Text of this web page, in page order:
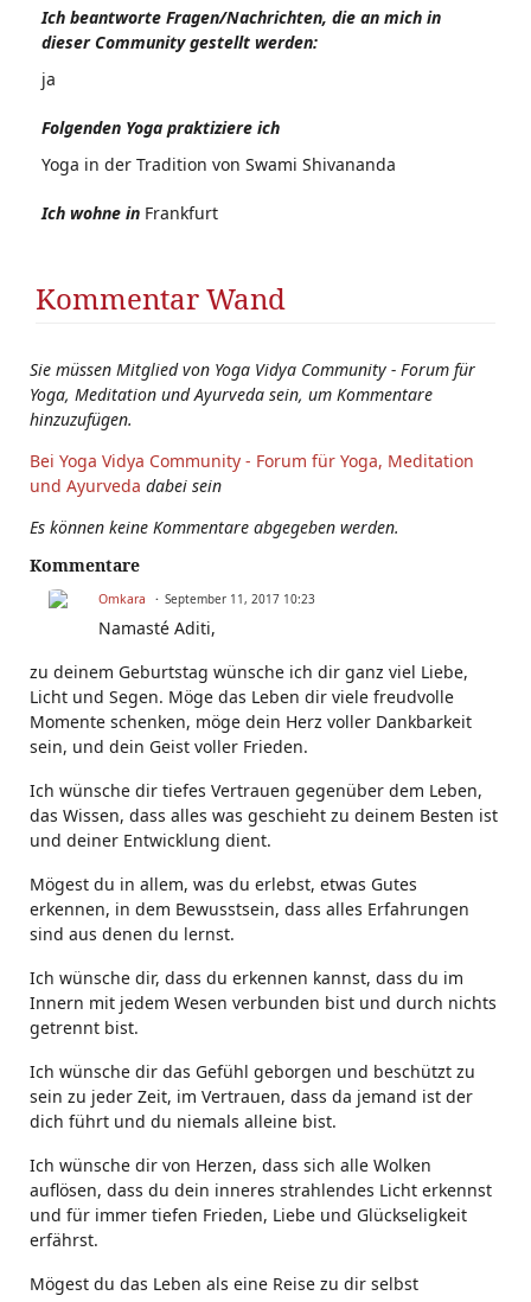
Ich beantworte Fragen/Nachrichten, die an mich in
dieser Community gestellt werden:
ja
Folgenden Yoga praktiziere ich
Yoga in der Tradition von Swami Shivananda
Ich wohne in Frankfurt
Kommentar Wand
Sie müssen Mitglied von Yoga Vidya Community - Forum für
Yoga, Meditation und Ayurveda sein, um Kommentare
hinzuzufügen.
Bei Yoga Vidya Community - Forum für Yoga, Meditation
und Ayurveda dabei sein
Es können keine Kommentare abgegeben werden.
Kommentare
Omkara September 11, 2017 10:23
Namasté Aditi,
zu deinem Geburtstag wünsche ich dir ganz viel Liebe,
Licht und Segen. Möge das Leben dir viele freudvolle
Momente schenken, möge dein Herz voller Dankbarkeit
sein, und dein Geist voller Frieden.
Ich wünsche dir tiefes Vertrauen gegenüber dem Leben,
das Wissen, dass alles was geschieht zu deinem Besten ist
und deiner Entwicklung dient.
Mögest du in allem, was du erlebst, etwas Gutes
erkennen, in dem Bewusstsein, dass alles Erfahrungen
sind aus denen du lernst.
Ich wünsche dir, dass du erkennen kannst, dass du im
Innern mit jedem Wesen verbunden bist und durch nichts
getrennt bist.
Ich wünsche dir das Gefühl geborgen und beschützt zu
sein zu jeder Zeit, im Vertrauen, dass da jemand ist der
dich führt und du niemals alleine bist.
Ich wünsche dir von Herzen, dass sich alle Wolken
auflösen, dass du dein inneres strahlendes Licht erkennst
und für immer tiefen Frieden, Liebe und Glückseligkeit
erfährst.
Mögest du das Leben als eine Reise zu dir selbst